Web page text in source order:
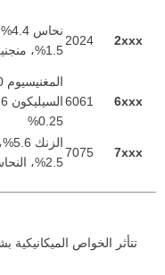
2xxx
2024
1.5%، منجنيز 0.6%
6xxx
6061
0.25%
7xxx
7075
2.5%، النحاس 1.6%
تتأثر الخواص الميكانيكية